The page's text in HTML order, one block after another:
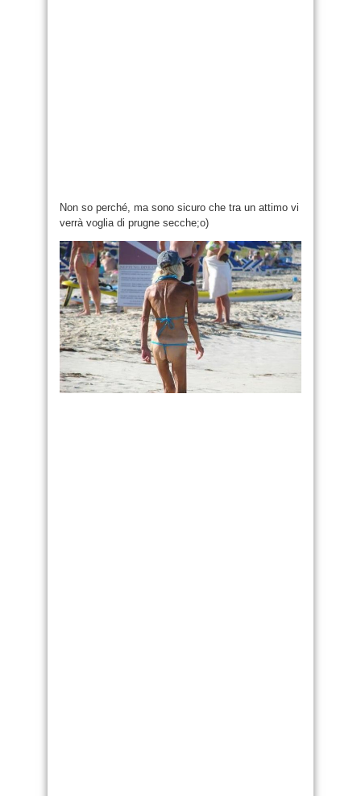
Non so perché, ma sono sicuro che tra un attimo vi
verrà voglia di prugne secche;o)